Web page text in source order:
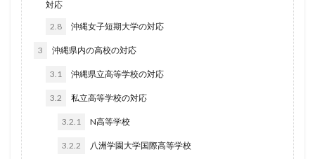
対応
2.8 沖縄女子短期大学の対応
3 沖縄県内の高校の対応
3.1 沖縄県立高等学校の対応
3.2 私立高等学校の対応
3.2.1 N高等学校
3.2.2 八洲学園大学国際高等学校